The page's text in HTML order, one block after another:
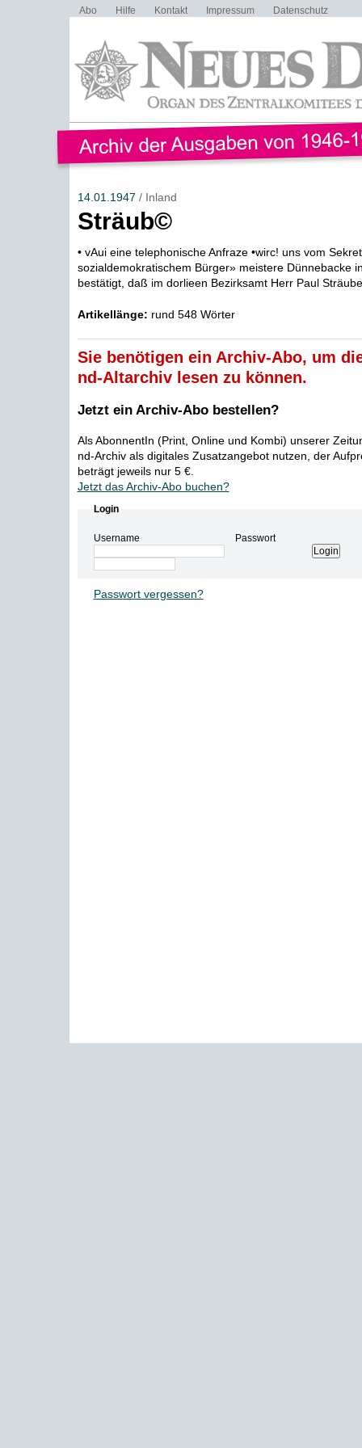
Abo Hilfe Kontakt Impressum Datenschutz
14.01.1947 / Inland
Sträub©
• vAui eine telephonische Anfraze •wirc! uns vom
sozialdemokratischem Bürger» meistere Dünnebacke
bestätigt, daß im dorlieen Bezirksamt Herr Paul
Artikellänge: rund 548 Wörter
Sie benötigen ein Archiv-Abo, um
nd-Altarchiv lesen zu können.
Jetzt ein Archiv-Abo bestellen?
Als AbonnentIn (Print, Online und Kombi) unserer
nd-Archiv als digitales Zusatzangebot nutzen, der
beträgt jeweils nur 5 €.
Jetzt das Archiv-Abo buchen?
Login
Username Passwort
Passwort vergessen?